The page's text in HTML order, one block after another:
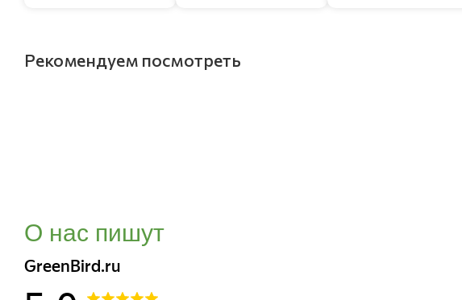
Рекомендуем посмотреть
О нас пишут